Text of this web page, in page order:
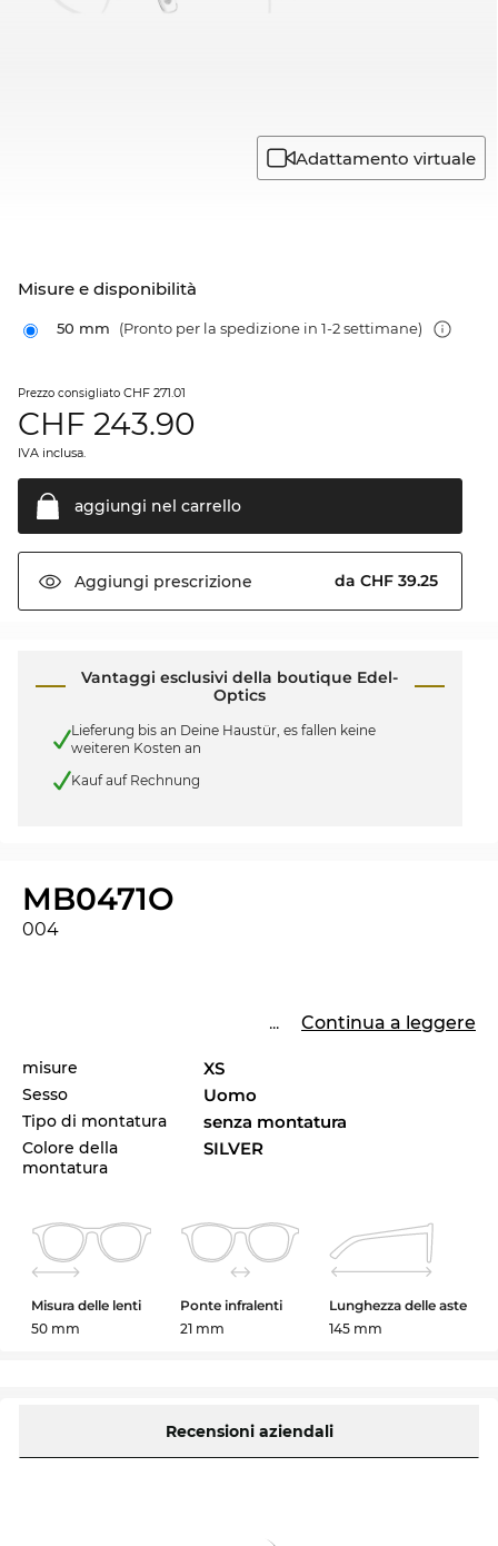
Adattamento virtuale
Misure e disponibilità
50 mm (Pronto per la spedizione in 1-2 settimane)
Prezzo consigliato CHF 271.01
CHF 243.90
IVA inclusa.
aggiungi nel carrello
Aggiungi prescrizione da CHF 39.25
Vantaggi esclusivi della boutique Edel-
Optics
Lieferung bis an Deine Haustür, es fallen keine
weiteren Kosten an
Kauf auf Rechnung
MB0471O
004
... Continua a leggere
misure XS
Sesso Uomo
Tipo di montatura senza montatura
Colore della
montatura
SILVER
Misura delle lenti
50 mm
Ponte infralenti
21 mm
Lunghezza delle aste
145 mm
Recensioni aziendali